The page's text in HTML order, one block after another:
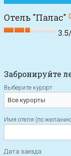
Отель "Палас"
3.5/
Забронируйте
Выберите курорт
Имя отеля (по
Дата заезда